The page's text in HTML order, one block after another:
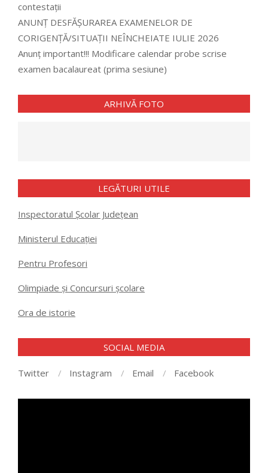
contestații
ANUNȚ DESFĂȘURAREA EXAMENELOR DE
CORIGENȚĂ/SITUAȚII NEÎNCHEIATE IULIE 2026
Anunț important!!! Modificare calendar probe scrise
examen bacalaureat (prima sesiune)
ARHIVĂ FOTO
LEGĂTURI UTILE
Inspectoratul Școlar Județean
Ministerul Educației
Pentru Profesori
Olimpiade și Concursuri școlare
Ora de istorie
SOCIAL MEDIA
Twitter Instagram Email Facebook